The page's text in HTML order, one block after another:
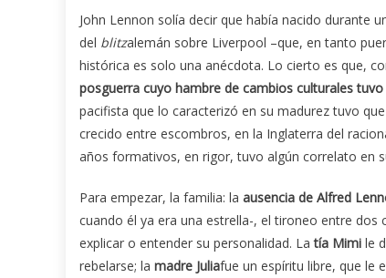
John Lennon solía decir que había nacido durante
del blitzalemán sobre Liverpool –que, en tanto
histórica es solo una anécdota. Lo cierto es que,
posguerra cuyo hambre de cambios culturales
pacifista que lo caracterizó en su madurez tuvo
crecido entre escombros, en la Inglaterra del
años formativos, en rigor, tuvo algún correlato en
Para empezar, la familia: la ausencia de Alfred
cuando él ya era una estrella-, el tironeo entre
explicar o entender su personalidad. La tía Mimi le
rebelarse; la madre Juliafue un espíritu libre, que le